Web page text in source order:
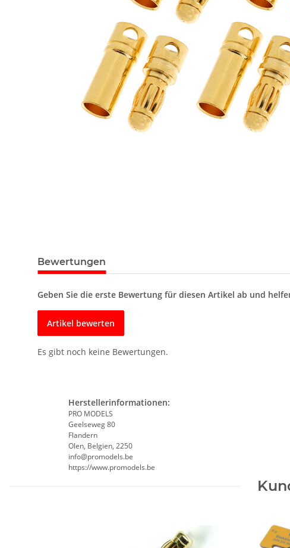
Bewertungen
Geben Sie die erste Bewertung für diesen Artikel ab und
Artikel bewerten
Es gibt noch keine Bewertungen.
Herstellerinformationen:
PRO MODELS
Geelseweg 80
Flandern
Olen, Belgien, 2250
info@promodels.be
https://www.promodels.be